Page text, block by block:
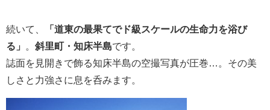
続いて、
「道東の最果てでド級スケールの生命力を浴び
る」
斜里町・知床半島です。
誌面を見開きで飾る知床半島の空撮写真が圧巻…。その美
しさと力強さに息を呑みます。